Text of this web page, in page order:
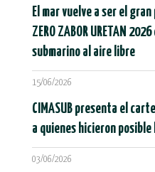
El mar vuelve a ser el
ZERO ZABOR URETAN
submarino al aire libre
15/06/2026
CIMASUB presenta el
a quienes hicieron
03/06/2026